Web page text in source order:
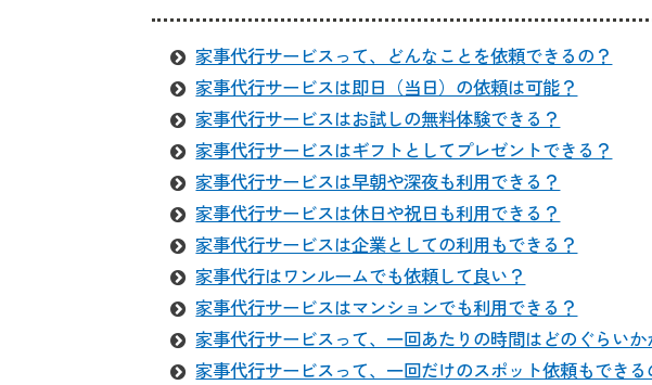
家事代行サービスって、どんなことを依頼できるの？
家事代行サービスは即日（当日）の依頼は可能？
家事代行サービスはお試しの無料体験できる？
家事代行サービスはギフトとしてプレゼントできる？
家事代行サービスは早朝や深夜も利用できる？
家事代行サービスは休日や祝日も利用できる？
家事代行サービスは企業としての利用もできる？
家事代行はワンルームでも依頼して良い？
家事代行サービスはマンションでも利用できる？
家事代行サービスって、一回あたりの時間はどのぐらいか
家事代行サービスって、一回だけのスポット依頼もできる